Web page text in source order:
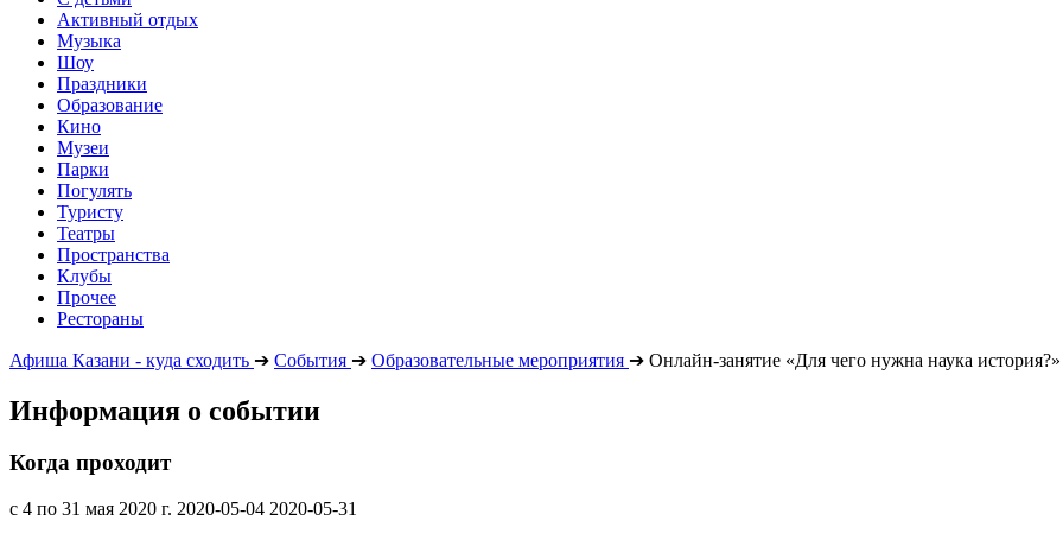
Активный отдых
Музыка
Шоу
Праздники
Образование
Кино
Музеи
Парки
Погулять
Туристу
Театры
Пространства
Клубы
Прочее
Рестораны
Афиша Казани - куда сходить ➔ События ➔ Образовательные мероприятия ➔ Онлайн-занятие «Для чего нужна наука
Информация о событии
Когда проходит
с 4 по 31 мая 2020 г. 2020-05-04 2020-05-31